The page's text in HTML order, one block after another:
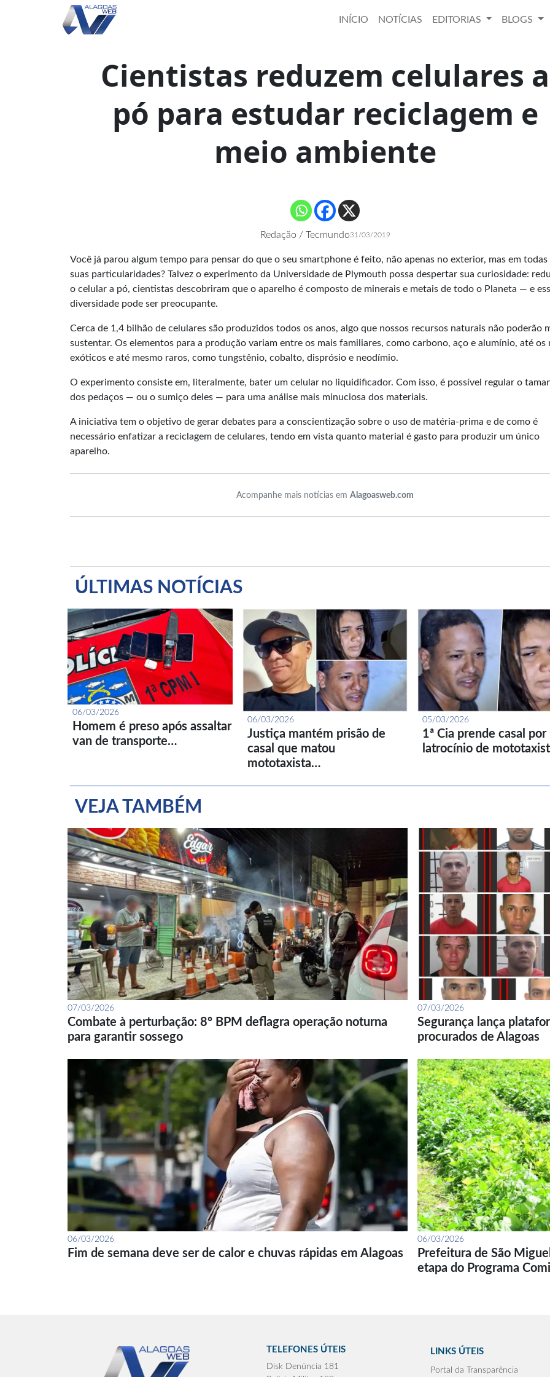
INÍCIO NOTÍCIAS EDITORIAS BLOGS
Cientistas reduzem celulares a
pó para estudar reciclagem e
meio ambiente
Redação / Tecmundo31/03/2019
Você já parou algum tempo para pensar do que o seu smartphone é feito, não apenas no exterior, mas em todas
suas particularidades? Talvez o experimento da Universidade de Plymouth possa despertar sua curiosidade:
o celular a pó, cientistas descobriram que o aparelho é composto de minerais e metais de todo o Planeta — e
diversidade pode ser preocupante.
Cerca de 1,4 bilhão de celulares são produzidos todos os anos, algo que nossos recursos naturais não poderão
sustentar. Os elementos para a produção variam entre os mais familiares, como carbono, aço e alumínio, até os
exóticos e até mesmo raros, como tungstênio, cobalto, disprósio e neodímio.
O experimento consiste em, literalmente, bater um celular no liquidificador. Com isso, é possível regular o
dos pedaços — ou o sumiço deles — para uma análise mais minuciosa dos materiais.
A iniciativa tem o objetivo de gerar debates para a conscientização sobre o uso de matéria-prima e de como é
necessário enfatizar a reciclagem de celulares, tendo em vista quanto material é gasto para produzir um único
aparelho.
Acompanhe mais notícias em Alagoasweb.com
ÚLTIMAS NOTÍCIAS
06/03/2026
Homem é preso após assaltar
van de transporte…
06/03/2026
Justiça mantém prisão de
casal que matou
mototaxista…
05/03/2026
1ª Cia prende casal por
latrocínio de
VEJA TAMBÉM
07/03/2026
Combate à perturbação: 8º BPM deflagra operação noturna
para garantir sossego
07/03/2026
Segurança lança
procurados de Alagoas
06/03/2026
Fim de semana deve ser de calor e chuvas rápidas em Alagoas
06/03/2026
Prefeitura de São
etapa do Programa
TELEFONES ÚTEIS
Disk Denúncia 181
LINKS ÚTEIS
Portal da Transparência